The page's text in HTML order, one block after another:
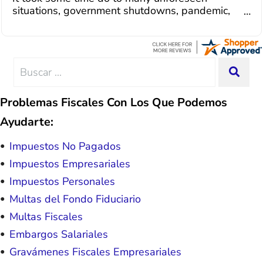
situation. Each person I have worked
hope. I look forward to better days for
possible because of J Miller, and I am
situations, government shutdowns, pandemic,
Search
Problemas Fiscales Con Los Que Podemos
Ayudarte:
Impuestos No Pagados
Impuestos Empresariales
Impuestos Personales
Multas del Fondo Fiduciario
Multas Fiscales
Embargos Salariales
Gravámenes Fiscales Empresariales